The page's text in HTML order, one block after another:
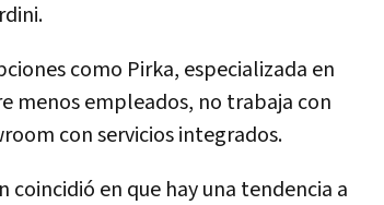
como Pirka, especializada en
menos empleados, no trabaja con
con servicios integrados.
coincidió en que hay una tendencia a